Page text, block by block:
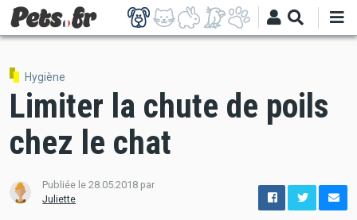
Aller
au
contenu
Hygiène
Limiter la chute de poils
chez le chat
Publiée le28.05.2018 par
Juliette